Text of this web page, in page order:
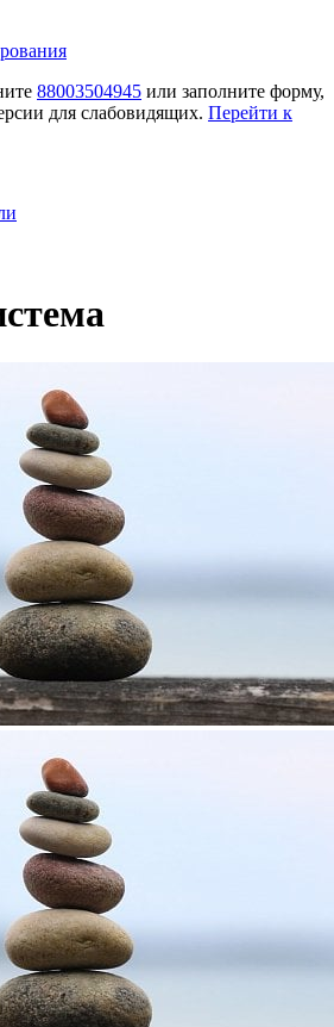
88003504945 или заполните форму,
для слабовидящих. Перейти к